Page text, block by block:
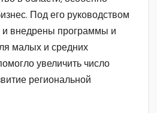
Под его руководством
внедрены программы и
малых и средних
увеличить число
региональной